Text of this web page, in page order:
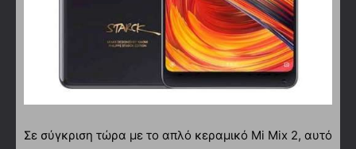
Σε σύγκριση τώρα με το απλό κεραμικό Mi Mix 2, αυτό